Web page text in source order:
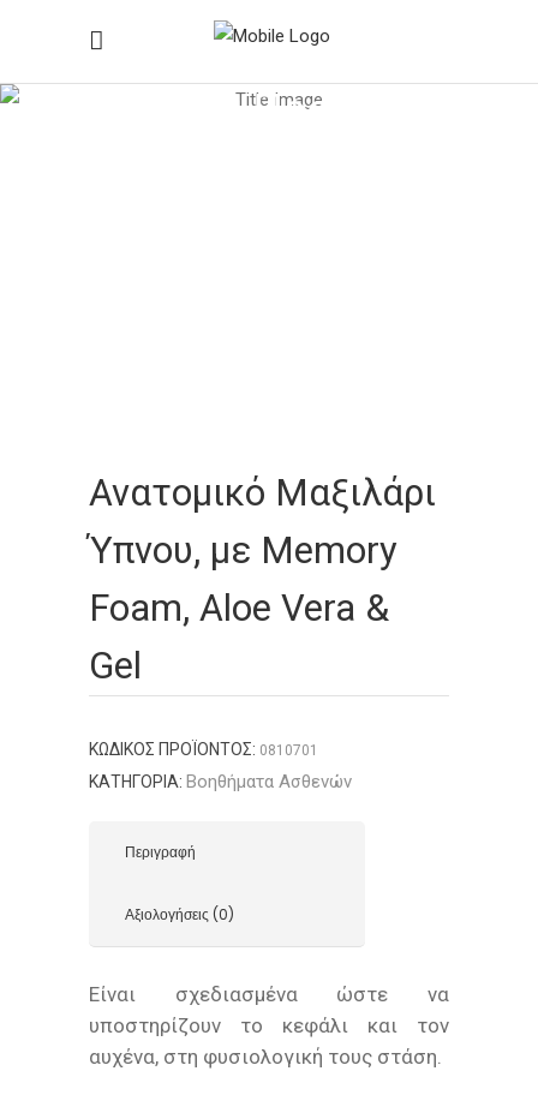
Ιατρικά Προϊόντα
Ανατομικό Μαξιλάρι
Ύπνου, με Memory
Foam, Aloe Vera &
Gel
ΚΩΔΙΚΌΣ ΠΡΟΪΌΝΤΟΣ: 0810701
ΚΑΤΗΓΟΡΊΑ: Βοηθήματα Ασθενών
Περιγραφή
Αξιολογήσεις (0)
Είναι σχεδιασμένα ώστε να
υποστηρίζουν το κεφάλι και τον
αυχένα, στη φυσιολογική τους στάση.